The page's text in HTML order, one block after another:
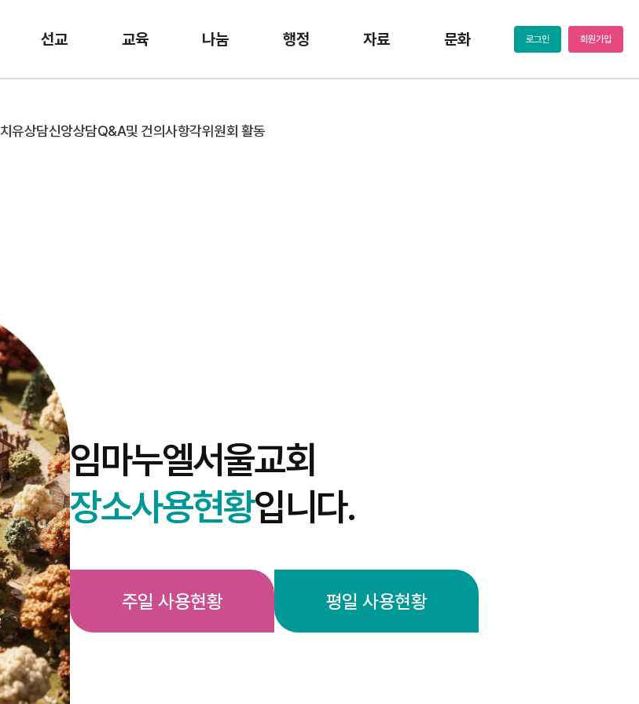
선교 교육 나눔 행정 자료 문화 로그인 회원가입
치유상담신앙상담Q&A및 건의사항각위원회 활동
임마누엘서울교회
장소사용현황입니다.
주일 사용현황 평일 사용현황